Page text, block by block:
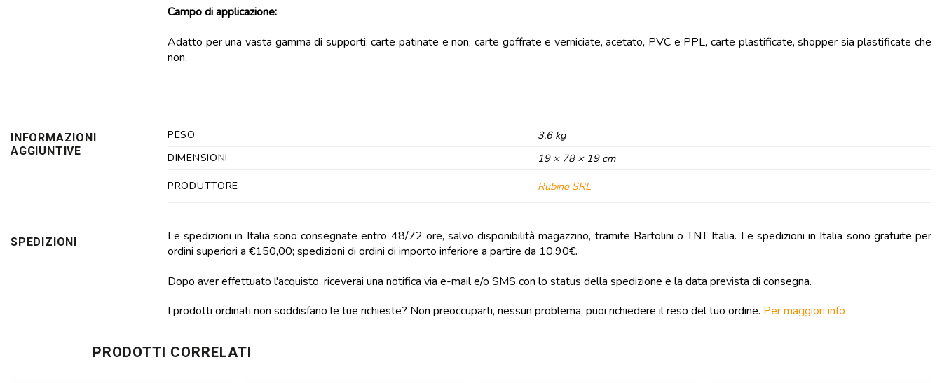
Campo di applicazione:
Adatto per una vasta gamma di supporti: carte patinate e non, carte goffrate e verniciate, acetato, PVC e PPL, carte plastificate, shopper sia plastificate che
non.
INFORMAZIONI
AGGIUNTIVE
PESO
3,6 kg
DIMENSIONI
19 × 78 × 19 cm
PRODUTTORE
Rubino SRL
SPEDIZIONI
Le spedizioni in Italia sono consegnate entro 48/72 ore, salvo disponibilità magazzino, tramite Bartolini o TNT Italia. Le spedizioni in Italia sono gratuite per
ordini superiori a €150,00; spedizioni di ordini di importo inferiore a partire da 10,90€.
Dopo aver effettuato l'acquisto, riceverai una notifica via e-mail e/o SMS con lo status della spedizione e la data prevista di consegna.
I prodotti ordinati non soddisfano le tue richieste? Non preoccuparti, nessun problema, puoi richiedere il reso del tuo ordine. Per maggiori info
PRODOTTI CORRELATI